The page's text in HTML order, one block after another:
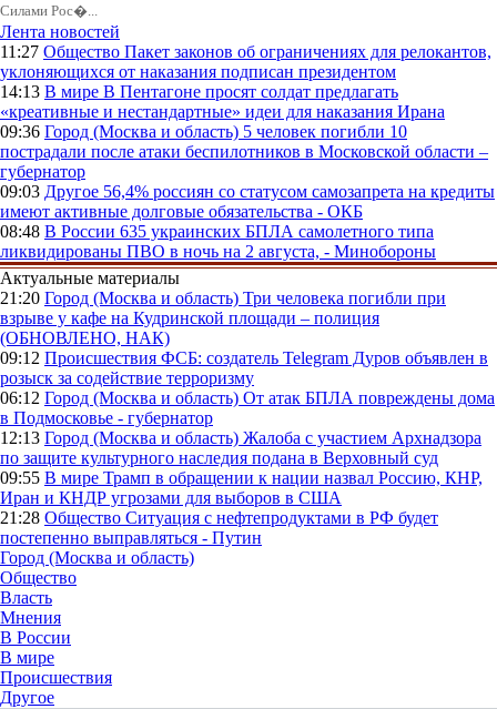
Силами Рос�...
Лента новостей
11:27 Общество Пакет законов об ограничениях для релокантов,
уклоняющихся от наказания подписан президентом
14:13 В мире В Пентагоне просят солдат предлагать
«креативные и нестандартные» идеи для наказания Ирана
09:36 Город (Москва и область) 5 человек погибли 10
пострадали после атаки беспилотников в Московской области –
губернатор
09:03 Другое 56,4% россиян со статусом самозапрета на кредиты
имеют активные долговые обязательства - ОКБ
08:48 В России 635 украинских БПЛА самолетного типа
ликвидированы ПВО в ночь на 2 августа, - Минобороны
Актуальные материалы
21:20 Город (Москва и область) Три человека погибли при
взрыве у кафе на Кудринской площади – полиция
(ОБНОВЛЕНО, НАК)
09:12 Происшествия ФСБ: создатель Telegram Дуров объявлен в
розыск за содействие терроризму
06:12 Город (Москва и область) От атак БПЛА повреждены дома
в Подмосковье - губернатор
12:13 Город (Москва и область) Жалоба с участием Архнадзора
по защите культурного наследия подана в Верховный суд
09:55 В мире Трамп в обращении к нации назвал Россию, КНР,
Иран и КНДР угрозами для выборов в США
21:28 Общество Ситуация с нефтепродуктами в РФ будет
постепенно выправляться - Путин
Город (Москва и область)
Общество
Власть
Мнения
В России
В мире
Происшествия
Другое